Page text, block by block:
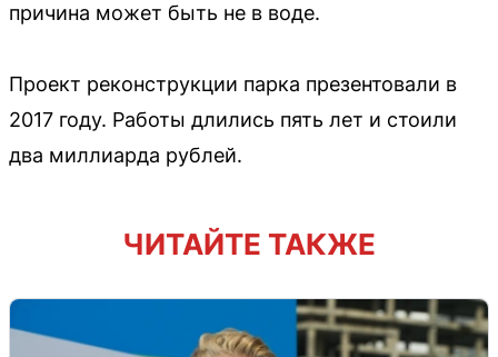
причина может быть не в воде.
Проект реконструкции парка презентовали в
2017 году. Работы длились пять лет и стоили
два миллиарда рублей.
ЧИТАЙТЕ ТАКЖЕ